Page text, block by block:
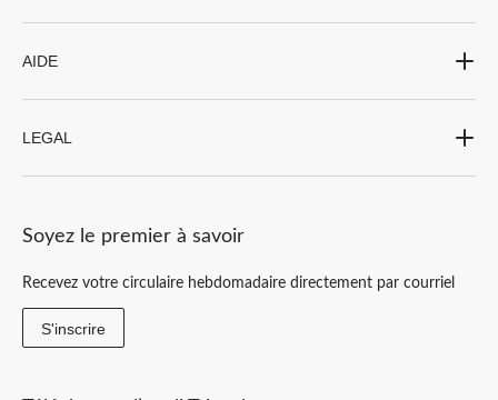
AIDE
LEGAL
Soyez le premier à savoir
Recevez votre circulaire hebdomadaire directement par courriel
S'inscrire